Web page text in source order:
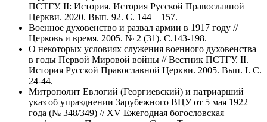
ПСТГУ. II: История. История Русской Православной
Церкви. 2020. Вып. 92. С. 144 – 157.
Военное духовенство и развал армии в 1917 году //
Церковь и время. 2005. № 2 (31). С.143-198.
О некоторых условиях служения военного духовенства
в годы Первой Мировой войны // Вестник ПСТГУ. II.
История Русской Православной Церкви. 2005. Вып. I. С.
24-44.
Митрополит Евлогий (Георгиевский) и патриарший
указ об упразднении Зарубежного ВЦУ от 5 мая 1922
года (№ 348/349) // ХV Ежегодная богословская